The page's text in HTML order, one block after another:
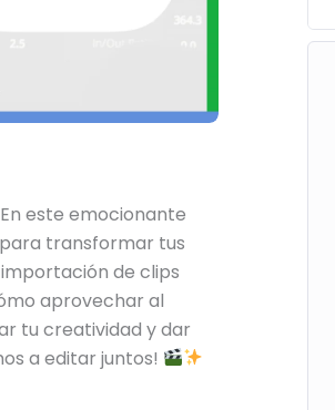
En este emocionante
transformar tus
de clips
aprovechar al
tu creatividad y dar
a editar juntos!